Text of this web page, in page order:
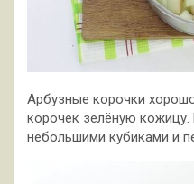
Арбузные корочки
корочек зелёную кожицу.
небольшими кубиками и